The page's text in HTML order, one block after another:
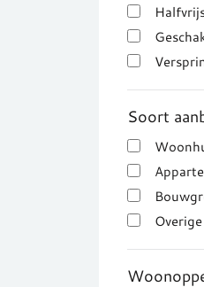
Soort
Overige